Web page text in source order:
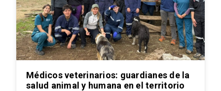
Médicos veterinarios: guardianes de la
salud animal y humana en el territorio